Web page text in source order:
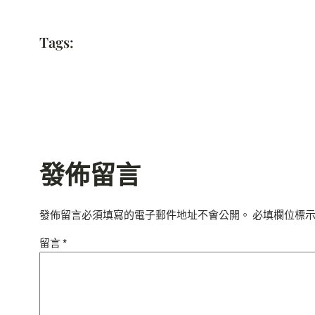
Tags:
發佈留言
發佈留言必須填寫的電子郵件地址不會公開。 必填欄位標
留言*